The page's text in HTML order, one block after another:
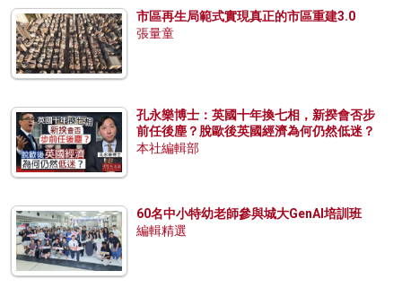
市區再生局範式實現真正的市區重建3.0
張量童
孔永樂博士：英國十年換七相，新揆會否步
前任後塵？脫歐後英國經濟為何仍然低迷？
本社編輯部
60名中小特幼老師參與城大GenAI培訓班
編輯精選